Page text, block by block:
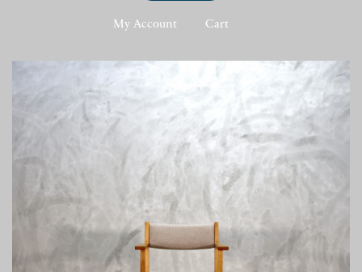
My Account Cart